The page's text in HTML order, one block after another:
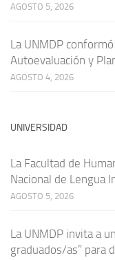
AGOSTO 5, 2026
La UNMDP
Autoevaluación y
AGOSTO 4, 2026
UNIVERSIDAD
La Facultad de
Nacional de Lengua
AGOSTO 5, 2026
La UNMDP invita a
graduados/as” para